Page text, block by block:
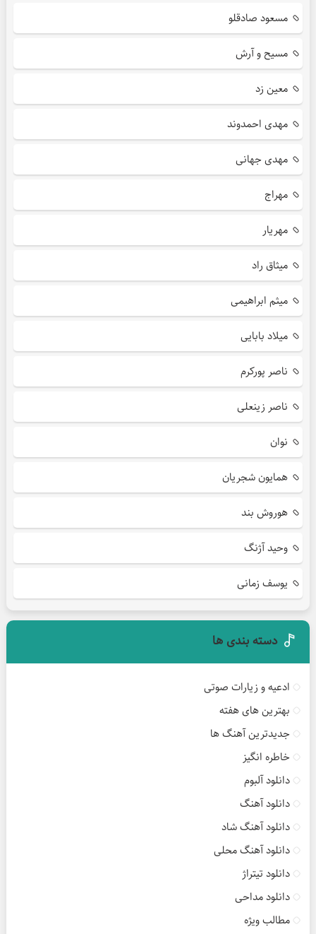
مسعود صادقلو
مسیح و آرش
معین زد
مهدی احمدوند
مهدی جهانی
مهراج
مهریار
میثاق راد
میثم ابراهیمی
میلاد بابایی
ناصر پورکرم
ناصر زینعلی
نوان
همایون شجریان
هوروش بند
وحید آژنگ
یوسف زمانی
دسته بندی ها
ادعیه و زیارات صوتی
بهترین های هفته
جدیدترین آهنگ ها
خاطره انگیز
دانلود آلبوم
دانلود آهنگ
دانلود آهنگ شاد
دانلود آهنگ محلی
دانلود تیتراژ
دانلود مداحی
مطالب ویژه